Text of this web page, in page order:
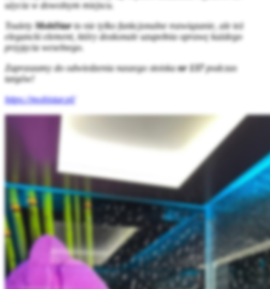
użycia w dowolnym miejscu.
ToaletyMobiStarto nie tylko funkcjonalne rozwiązanie, ale też
elegancki element, który doskonale uzupełnia oprawę każdego
przyjęcia weselnego.
Zapraszamy do odwiedzenia naszego stoiskanr 137 podczas
targów!
https://mobistar.pl/